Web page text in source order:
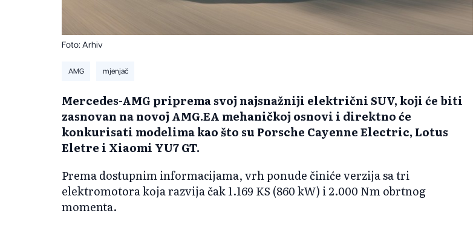
Foto: Arhiv
AMG mjenjač
Mercedes-AMG priprema svoj najsnažniji električni SUV, koji će biti
zasnovan na novoj AMG.EA mehaničkoj osnovi i direktno će
konkurisati modelima kao što su Porsche Cayenne Electric, Lotus
Eletre i Xiaomi YU7 GT.
Prema dostupnim informacijama, vrh ponude činiće verzija sa tri
elektromotora koja razvija čak 1.169 KS (860 kW) i 2.000 Nm obrtnog
momenta.